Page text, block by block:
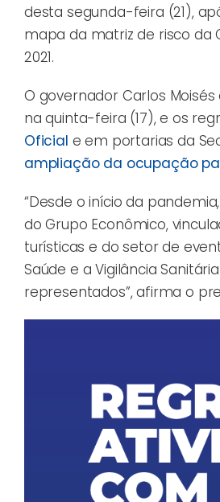
desta segunda-feira (21),
mapa da matriz de risco da
2021.
O governador Carlos
na quinta-feira (17), e os
Oficial e em portarias da
ampliação da ocupação
“Desde o início da
do Grupo Econômico,
turísticas e do setor de
Saúde e a Vigilância
representados”, afirma o